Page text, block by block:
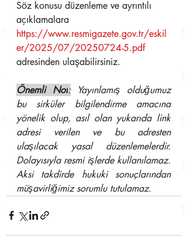
Söz konusu düzenleme ve ayrıntılı
açıklamalara
https://www.resmigazete.gov.tr/eskil
er/2025/07/20250724-5.pdf
adresinden ulaşabilirsiniz.
Önemli Not: Yayınlamış olduğumuz
bu sirküler bilgilendirme amacına
yönelik olup, asıl olan yukarıda link
adresi verilen ve bu adresten
ulaşılacak yasal düzenlemelerdir.
Dolayısıyla resmi işlerde kullanılamaz.
Aksi takdirde hukuki sonuçlarından
müşavirliğimiz sorumlu tutulamaz.